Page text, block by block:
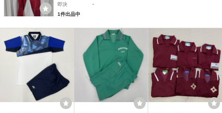
即決 -
1件出品中